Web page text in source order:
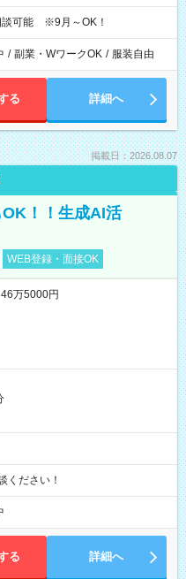
可能 ※9月～OK！
/ 副業・WワークOK / 服装自由
る 詳細へ
掲載日：2026.08.07
！！生成AI活
WEB登録・面接OK
万5000円
ださい！
る 詳細へ